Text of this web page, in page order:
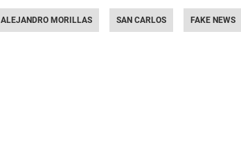
ALEJANDRO MORILLAS SAN CARLOS FAKE NEWS